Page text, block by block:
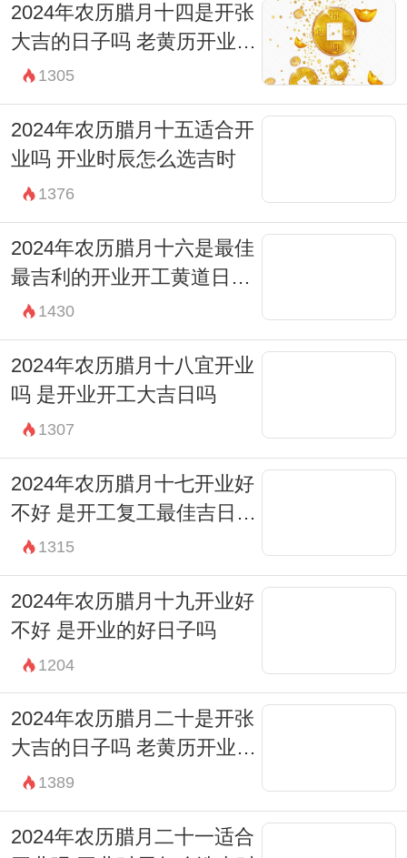
忌：开光 修造 安葬
17:00-18:59 酉时
宜：修造 作灶 求嗣 嫁娶 移徙 入宅 开市 交
易
忌：祭祀 祈福 斋醮 酬神
19:00-20:59 戌时
财神：西南
宜：祈福 求嗣 订婚 嫁娶 出行 求财 开市 交
忌：上梁 盖屋 入殓
21:00-22:59 亥时
财神：西南
宜：修造 入宅 安葬 赴任 出行 见贵 求财 订
2024年农历腊月十四是开张
大吉的日子吗 老黄历开业吉
时查询
1305
2024年农历腊月十五适合开
业吗 开业时辰怎么选吉时
1376
2024年农历腊月十六是最佳
最吉利的开业开工黄道日子
吗 1430
2024年农历腊月十八宜开业
吗 是开业开工大吉日吗
1307
2024年农历腊月十七开业好
不好 是开工复工最佳吉日期
吗 1315
2024年农历腊月十九开业好
不好 是开业的好日子吗
1204
2024年农历腊月二十是开张
大吉的日子吗 老黄历开业吉
时查询
1389
2024年农历腊月二十一适合